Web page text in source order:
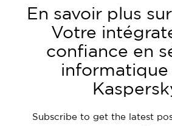
En savoir plus
Votre
confiance en
informatique
Subscribe to get the latest